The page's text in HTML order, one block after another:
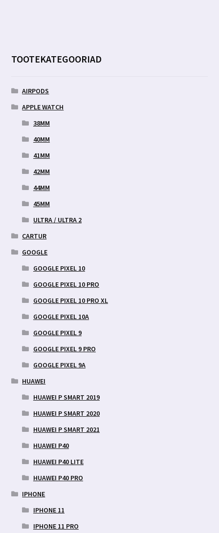
TOOTEKATEGOORIAD
AIRPODS
APPLE WATCH
38MM
40MM
41MM
42MM
44MM
45MM
ULTRA / ULTRA 2
CARTUR
GOOGLE
GOOGLE PIXEL 10
GOOGLE PIXEL 10 PRO
GOOGLE PIXEL 10 PRO XL
GOOGLE PIXEL 10A
GOOGLE PIXEL 9
GOOGLE PIXEL 9 PRO
GOOGLE PIXEL 9A
HUAWEI
HUAWEI P SMART 2019
HUAWEI P SMART 2020
HUAWEI P SMART 2021
HUAWEI P40
HUAWEI P40 LITE
HUAWEI P40 PRO
IPHONE
IPHONE 11
IPHONE 11 PRO